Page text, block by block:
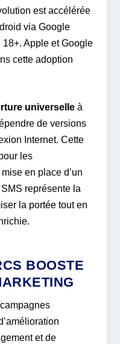
est accélérée
via Google
18+. Apple et Google
cette adoption
universelle à
de versions
Internet. Cette
les
en place d’un
représente la
la portée tout en
BOOSTE
et de